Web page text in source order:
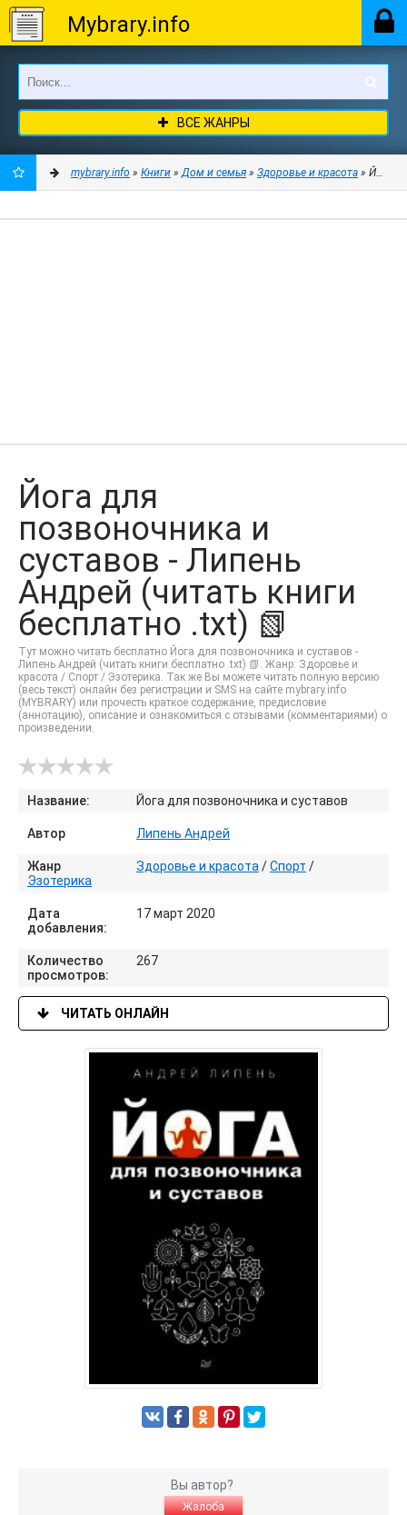
Mybrary.info
ВСЕ ЖАНРЫ
mybrary.info » Книги »Дом и семья » Здоровье и красота » Йога
Йога для
позвоночника и
суставов - Липень
Андрей (читать книги
бесплатно .txt) 📗
Тут можно читать бесплатно Йога для позвоночника и суставов -
Липень Андрей (читать книги бесплатно .txt) 📗. Жанр: Здоровье и
красота / Спорт / Эзотерика. Так же Вы можете читать полную версию
(весь текст) онлайн без регистрации и SMS на сайте mybrary.info
(MYBRARY) или прочесть краткое содержание, предисловие
(аннотацию), описание и ознакомиться с отзывами (комментариями) о
произведении.
Название: Йога для позвоночника и суставов
Автор Липень Андрей
Жанр Здоровье и красота /Спорт /
Эзотерика
Дата
добавления:
17 март 2020
Количество
просмотров:
267
ЧИТАТЬ ОНЛАЙН
Вы автор?
Жалоба